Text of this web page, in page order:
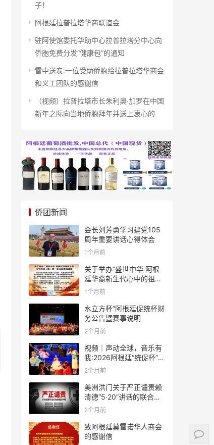
子！
阿根廷拉普拉塔华商联谊会
驻阿使馆委托华助中心拉普拉塔分中心向
侨胞免费分发“健康包”的通知
雪中送炭:一位受助侨胞给拉普拉塔华商会
和义工团队的感谢信
（视频）拉普拉塔市长朱利奥·加罗在中国
新年之际向当地侨胞拜年并送上衷心的
侨团新闻
会长刘芳勇学习建党105
周年重要讲话心得体会
1个月前
关于举办“盛世中华 阿根
廷华裔新生代心中的祖
(籍)国”征文比赛的通知
1个月前
水立方杯”阿根廷促统杯财
务公告暨赛事说明
2个月前
视频｜声动全球，音乐有
我:2026阿根廷“统促杯”水
立方中文歌曲大赛总决赛
2个月前
美洲洪门关于严正谴责赖
清德“5·20”讲话的联合声
明
2个月前
致阿根廷莫雷诺华人商会
的感谢信